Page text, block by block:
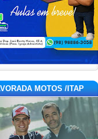
MOTOS /ITAP